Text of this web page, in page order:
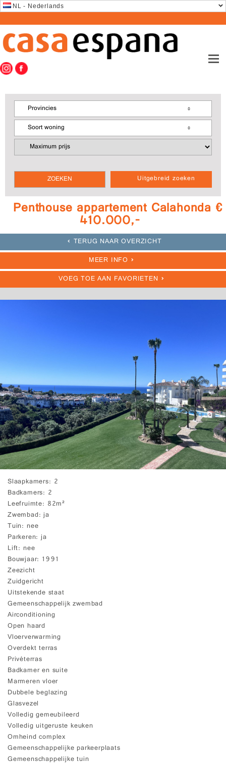
NL - Nederlands
Uitgebreid zoeken
Provincies
Soort woning
Penthouse appartement Calahonda €
410.000,-
TERUG NAAR OVERZICHT
MEER INFO
VOEG TOE AAN FAVORIETEN
Slaapkamers 2
Badkamers 2
Leefruimte 82m²
Zwembad ja
Tuin nee
Parkeren ja
Lift nee
Bouwjaar 1991
Zeezicht
Zuidgericht
Uitstekende staat
Gemeenschappelijk zwembad
Airconditioning
Open haard
Vloerverwarming
Overdekt terras
Privéterras
Badkamer en suite
Marmeren vloer
Dubbele beglazing
Glasvezel
Volledig gemeubileerd
Volledig uitgeruste keuken
Omheind complex
Gemeenschappelijke parkeerplaats
Gemeenschappelijke tuin